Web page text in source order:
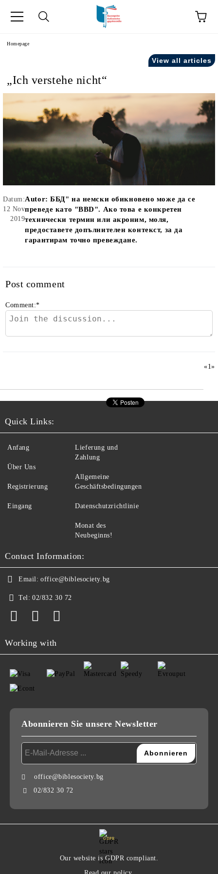
Homepage
View all articles
„Ich verstehe nicht“
Datum:
12 Nov
2019
Autor: ББД" на немски обикновено може да се
преведе като "BBD". Ако това е конкретен
технически термин или акроним, моля,
предоставете допълнителен контекст, за да
гарантирам точно превеждане.
Post comment
Comment:*
«1»
Quick Links:
Anfang
Über Uns
Registrierung
Eingang
Lieferung und
Zahlung
Allgemeine
Geschäftsbedingungen
Datenschutzrichtlinie
Monat des
Neubeginns!
Contact Information:
Email: office@biblesociety.bg
Tel: 02/832 30 72
Working with
Abonnieren Sie unsere Newsletter
office@biblesociety.bg
02/832 30 72
GDPR
Our website is GDPR compliant.